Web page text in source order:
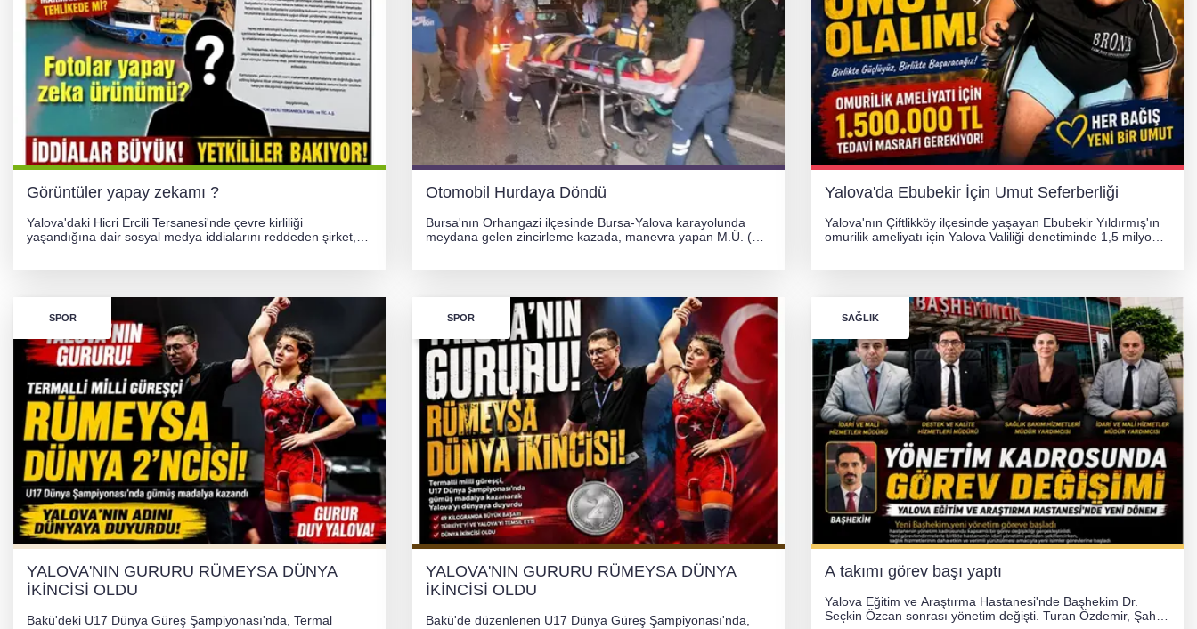
Görüntüler yapay zekamı ?
Yalova'daki Hicri Ercili Tersanesi'nde çevre kirliliği
yaşandığına dair sosyal medya iddialarını reddeden şirket,
Otomobil Hurdaya Döndü
Bursa'nın Orhangazi ilçesinde Bursa-Yalova karayolunda
meydana gelen zincirleme kazada, manevra yapan M.Ü. (35)
Yalova'da Ebubekir İçin Umut Seferberliği
Yalova'nın Çiftlikköy ilçesinde yaşayan Ebubekir Yıldırmış'ın
omurilik ameliyatı için Yalova Valiliği denetiminde 1,5 milyon
SPOR
YALOVA'NIN GURURU RÜMEYSA DÜNYA
İKİNCİSİ OLDU
Bakü'deki U17 Dünya Güreş Şampiyonası'nda, Termal
SPOR
YALOVA'NIN GURURU RÜMEYSA DÜNYA
İKİNCİSİ OLDU
Bakü'de düzenlenen U17 Dünya Güreş Şampiyonası'nda,
SAĞLIK
A takımı görev başı yaptı
Yalova Eğitim ve Araştırma Hastanesi'nde Başhekim Dr.
Seçkin Özcan sonrası yönetim değişti. Turan Özdemir, Şahin